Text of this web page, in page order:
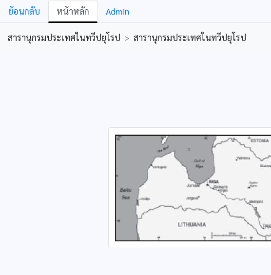
ย้อนกลับ หน้าหลัก Admin
สารานุกรมประเทศในทวีปยุโรป > สารานุกรมประเทศในทวีปยุโรป